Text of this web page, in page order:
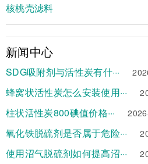
核桃壳滤料
新闻中心
SDG吸附剂与活性炭有什···
蜂窝状活性炭怎么安装使用···
柱状活性炭800碘值价格···
氧化铁脱硫剂是否属于危险···
使用沼气脱硫剂如何提高沼···